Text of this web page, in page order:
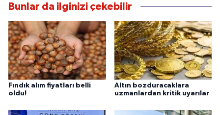
Bunlar da ilginizi çekebilir
Fındık alım fiyatları belli
oldu!
Altın bozduracaklara
uzmanlardan kritik uyarılar